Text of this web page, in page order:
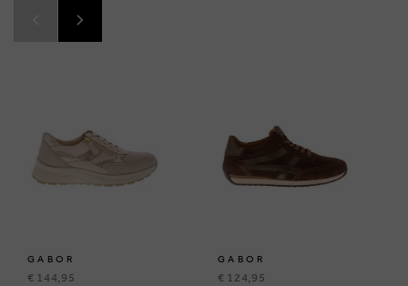
GABOR
€ 144,95
GABOR
€ 124,95